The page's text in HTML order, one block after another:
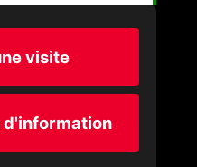
visite
d'information